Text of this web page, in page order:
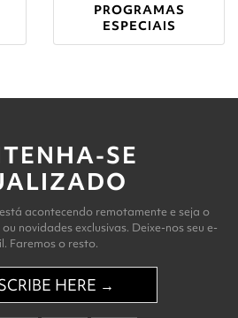
PROGRAMAS
ESPECIAIS
SE
acontecendo remotamente e seja o
novidades exclusivas. Deixe-nos seu e-
Faremos o resto.
HERE →